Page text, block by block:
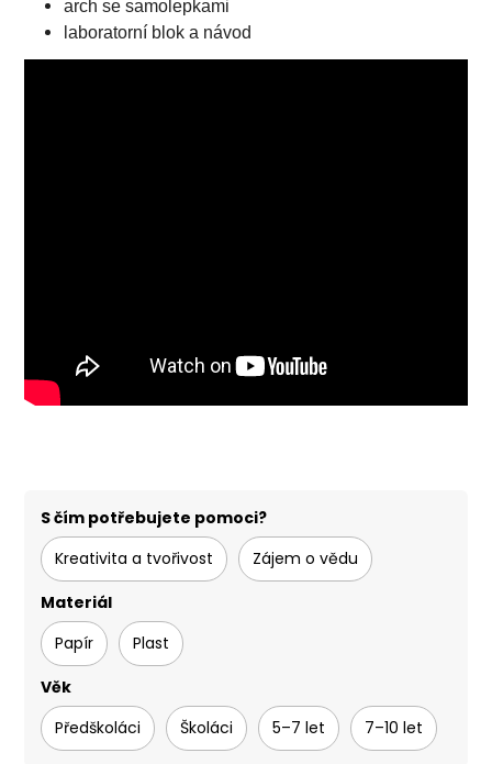
arch se samolepkami
laboratorní blok a návod
S čím potřebujete pomoci?
Kreativita a tvořivost
Zájem o vědu
Materiál
Papír
Plast
Věk
Předškoláci
Školáci 5–7 let 7–10 let